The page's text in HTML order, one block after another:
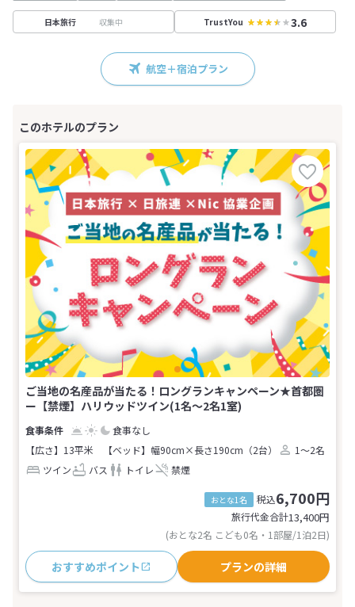
日本旅行 収集中 TrustYou 3.6
航空＋宿泊プラン
ご当地の名産品が当たる！ロングランキャンペーン★首都圏
ー【禁煙】ハリウッドツイン(1名～2名1室)
食事なし
【広さ】13平米
【ベッド】幅90cm×長さ190cm（2台）
1～2名
ツイン
バス トイレ 禁煙
おとな1名 税込6,700円
旅行代金合計13,400円
(おとな2名 こども0名・1部屋/1泊2日)
おすすめポイント プランの詳細